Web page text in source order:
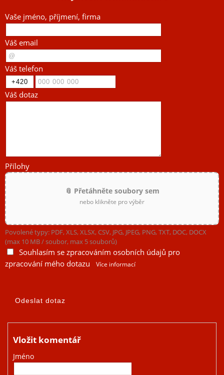
Vaše jméno, příjmení, firma
Váš email
Váš telefon
Váš dotaz
Přílohy
📎 Přetáhněte soubory sem
nebo klikněte pro výběr
Povolené typy: PDF, XLS, XLSX, CSV, JPG, JPEG, PNG, TXT, DOC, DOCX
(max 10 MB / soubor, max 5 souborů)
Souhlasím se zpracováním osobních údajů pro
zpracování mého dotazu
Více informací
Vložit komentář
Jméno